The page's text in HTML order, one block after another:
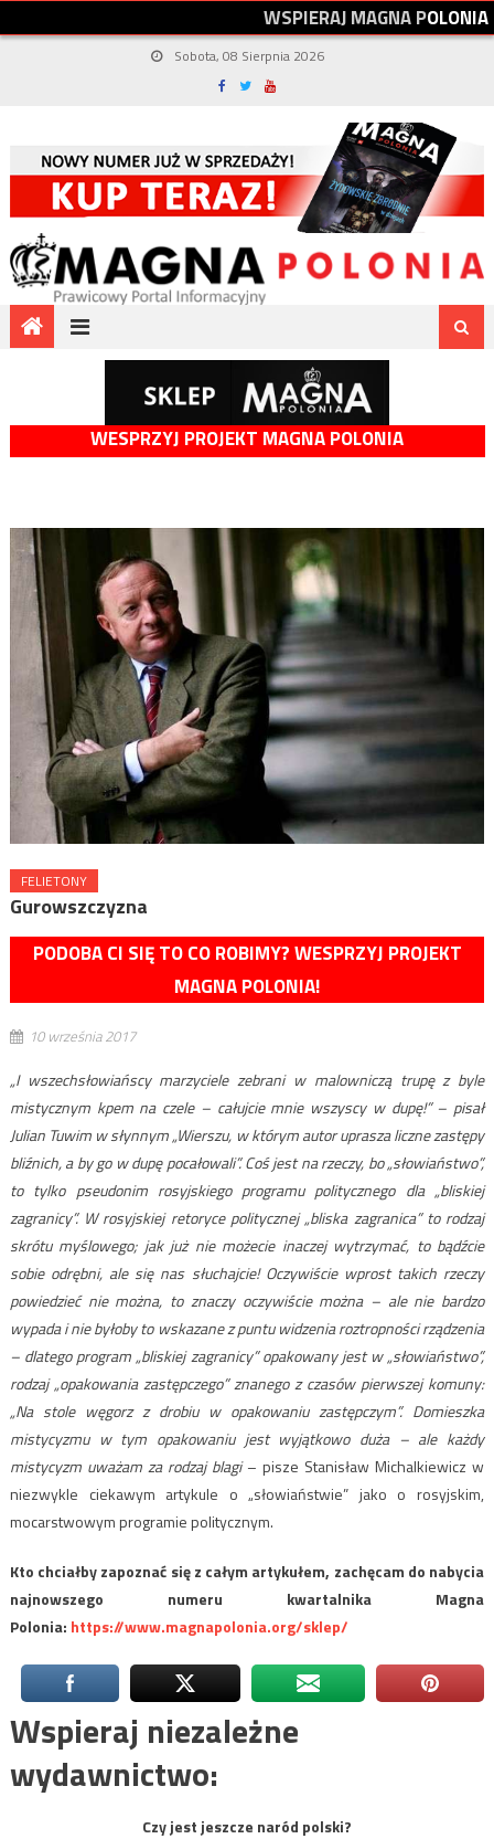
WSPIERAJMAGNAPOLONIA
Sobota, 08 Sierpnia 2026
WESPRZYJ PROJEKT MAGNA POLONIA
FELIETONY
Gurowszczyzna
PODOBA CI SIĘ TO CO ROBIMY? WESPRZYJ PROJEKT
MAGNA POLONIA!
10 września 2017
„I wszechsłowiańscy marzyciele zebrani w malowniczą trupę z byle
mistycznym kpem na czele – całujcie mnie wszyscy w dupę!” – pisał
Julian Tuwim w słynnym „Wierszu, w którym autor uprasza liczne zastępy
bliźnich, a by go w dupę pocałowali”. Coś jest na rzeczy, bo „słowiaństwo”,
to tylko pseudonim rosyjskiego programu politycznego dla „bliskiej
zagranicy”. W rosyjskiej retoryce politycznej „bliska zagranica” to rodzaj
skrótu myślowego; jak już nie możecie inaczej wytrzymać, to bądźcie
sobie odrębni, ale się nas słuchajcie! Oczywiście wprost takich rzeczy
powiedzieć nie można, to znaczy oczywiście można – ale nie bardzo
wypada i nie byłoby to wskazane z puntu widzenia roztropności rządzenia
– dlatego program „bliskiej zagranicy” opakowany jest w „słowiaństwo”,
rodzaj „opakowania zastępczego” znanego z czasów pierwszej komuny:
„Na stole węgorz z drobiu w opakowaniu zastępczym”. Domieszka
mistycyzmu w tym opakowaniu jest wyjątkowo duża – ale każdy
mistycyzm uważam za rodzaj blagi– pisze Stanisław Michalkiewicz w
niezwykle ciekawym artykule o „słowiaństwie” jako o rosyjskim,
mocarstwowym programie politycznym.
Kto chciałby zapoznać się z całym artykułem, zachęcam do nabycia
najnowszego numeru kwartalnika Magna
Polonia: https://www.magnapolonia.org/sklep/
Wspieraj niezależne
wydawnictwo:
Czy jest jeszcze naród polski?